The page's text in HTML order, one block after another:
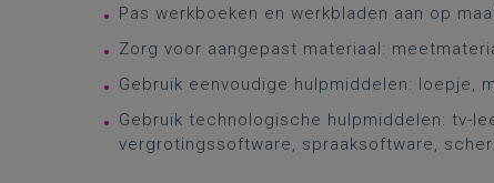
Pas werkboeken en werkbladen aan op
Zorg voor aangepast materiaal:
Gebruik eenvoudige hulpmiddelen: loepje,
Gebruik technologische hulpmiddelen: tv-
vergrotingssoftware, spraaksoftware,